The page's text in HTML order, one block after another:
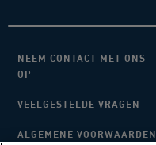
NEEM CONTACT MET ONS
OP
VEELGESTELDE VRAGEN
ALGEMENE VOORWAARDEN